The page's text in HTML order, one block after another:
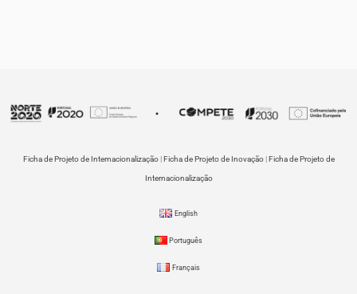
Ficha de Projeto de Internacionalização|Ficha de Projeto de Inovação|Ficha de Projeto de
Internacionalização
English
Português
Français